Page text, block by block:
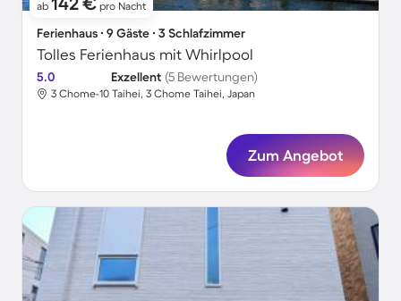
ab pro Nacht
Ferienhaus ∙ 9 Gäste ∙ 3 Schlafzimmer
Tolles Ferienhaus mit Whirlpool
5.0 Exzellent (5 Bewertungen)
3 Chome-10 Taihei, 3 Chome Taihei, Japan
Zum Angebot